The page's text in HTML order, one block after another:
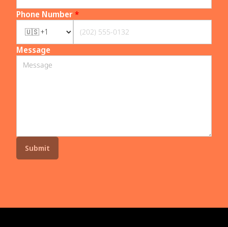
Phone Number*
Message